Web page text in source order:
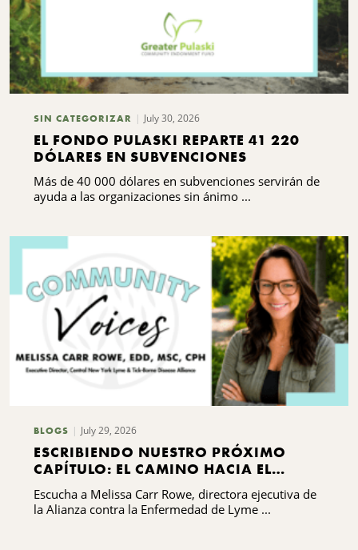
SIN CATEGORIZAR July 30, 2026
EL FONDO PULASKI REPARTE 41 220
DÓLARES EN SUBVENCIONES
Más de 40 000 dólares en subvenciones servirán de
ayuda a las organizaciones sin ánimo ...
BLOGS July 29, 2026
ESCRIBIENDO NUESTRO PRÓXIMO
CAPÍTULO: EL CAMINO HACIA EL
DESARROLLO DE CAPACIDADES DE LA
ALIANZA CONTRA LA ENFERMEDAD DE
LYME Y LAS ENFERMEDADES
Escucha a Melissa Carr Rowe, directora ejecutiva de
la Alianza contra la Enfermedad de Lyme ...